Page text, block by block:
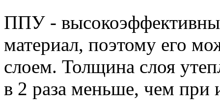
ППУ -
материал, поэтому его
слоем. Толщина слоя
в 2 раза меньше, чем при